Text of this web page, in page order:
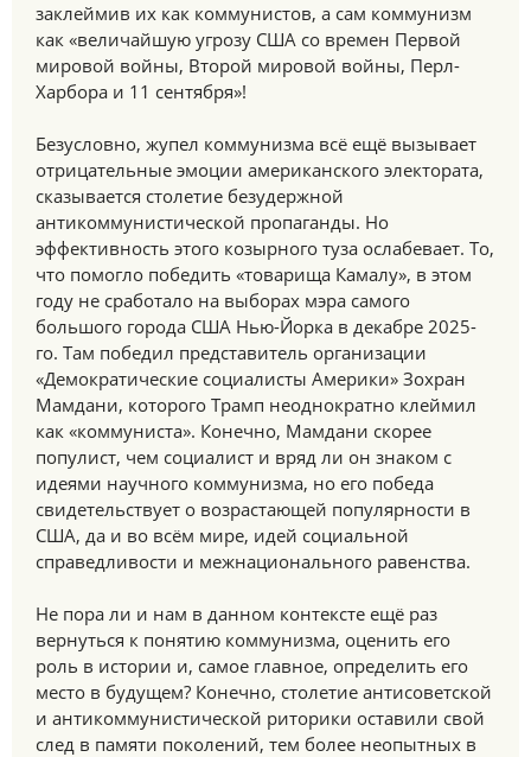
заклеймив их как коммунистов, а сам коммунизм
как «величайшую угрозу США со времен Первой
мировой войны, Второй мировой войны, Перл-
Харбора и 11 сентября»!
Безусловно, жупел коммунизма всё ещё вызывает
отрицательные эмоции американского электората,
сказывается столетие безудержной
антикоммунистической пропаганды. Но
эффективность этого козырного туза ослабевает. То,
что помогло победить «товарища Камалу», в этом
году не сработало на выборах мэра самого
большого города США Нью-Йорка в декабре 2025-
го. Там победил представитель организации
«Демократические социалисты Америки» Зохран
Мамдани, которого Трамп неоднократно клеймил
как «коммуниста». Конечно, Мамдани скорее
популист, чем социалист и вряд ли он знаком с
идеями научного коммунизма, но его победа
свидетельствует о возрастающей популярности в
США, да и во всём мире, идей социальной
справедливости и межнационального равенства.
Не пора ли и нам в данном контексте ещё раз
вернуться к понятию коммунизма, оценить его
роль в истории и, самое главное, определить его
место в будущем? Конечно, столетие антисоветской
и антикоммунистической риторики оставили свой
след в памяти поколений, тем более неопытных в